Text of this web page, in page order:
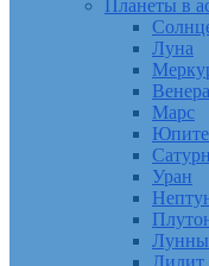
Планеты в
Луна
Венера
Марс
Сатурн
Уран
Лилит